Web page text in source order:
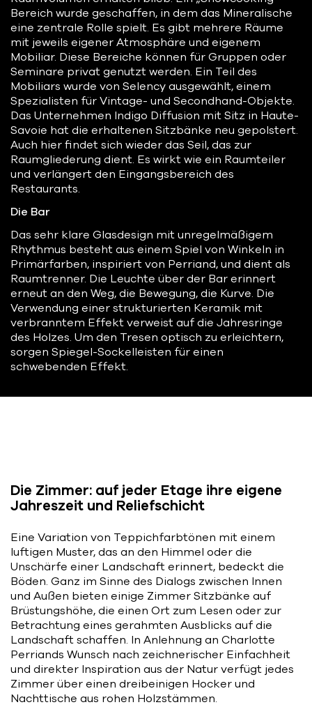
Bereich wurde geschaffen, in dem das Mineralische
eine zentrale Rolle spielt. Es gibt mehrere Räume
mit jeweils eigener Atmosphäre und eigenem
Mobiliar. Diese Bereiche können für Gruppen oder
Seminare privat genutzt werden. Ein Teil des
Mobiliars wurde von Selency ausgewählt, einem
Spezialisten für Vintage- und Secondhand-Objekte.
Das Unternehmen Indigo Diffusion mit Sitz in Haute-
Savoie hat die erhaltenen Sitzbänke neu gepolstert.
Auch hier findet sich wieder das Seil, das zur
Raumgliederung dient. Es wirkt wie ein Raumteiler
und verlängert den Eingangsbereich des
Restaurants.
Die Bar
Das sehr klare Glasdesign mit unregelmäßigem
Rhythmus besteht aus einem Spiel von Winkeln in
Primärfarben, inspiriert von Perriand, und dient als
Raumtrenner. Die Leuchte über der Bar erinnert
erneut an den Weg, die Bewegung, die Kurve. Die
Verwendung einer strukturierten Keramik mit
verbranntem Effekt verweist auf die Jahresringe
des Holzes. Um den Tresen optisch zu erleichtern,
sorgen Spiegel-Sockelleisten für einen
schwebenden Effekt.
Die Zimmer: auf jeder Etage ihre eigene
Jahreszeit und Reliefschicht
Eine Variation von Teppichfarbtönen mit einem
luftigen Muster, das an den Himmel oder die
Unschärfe einer Landschaft erinnert, bedeckt die
Böden. Ganz im Sinne des Dialogs zwischen Innen
und Außen bieten einige Zimmer Sitzbänke auf
Brüstungshöhe, die einen Ort zum Lesen oder zur
Betrachtung eines gerahmten Ausblicks auf die
Landschaft schaffen. In Anlehnung an Charlotte
Perriands Wunsch nach zeichnerischer Einfachheit
und direkter Inspiration aus der Natur verfügt jedes
Zimmer über einen dreibeinigen Hocker und
Nachttische aus rohen Holzstämmen.